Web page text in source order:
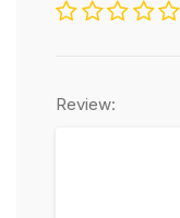
Review: